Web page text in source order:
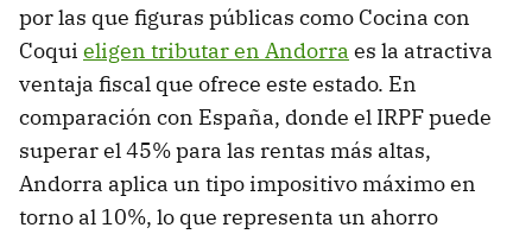
por las que figuras públicas como Cocina con
Coqui eligen tributar en Andorra es la atractiva
ventaja fiscal que ofrece este estado. En
comparación con España, donde el IRPF puede
superar el 45% para las rentas más altas,
Andorra aplica un tipo impositivo máximo en
torno al 10%, lo que representa un ahorro